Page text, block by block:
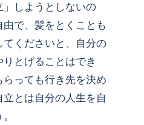
」しようとしないの
で、髪をとくことも
くださいと、自分の
とげることはでき
っても行き先を決め
とは自分の人生を自